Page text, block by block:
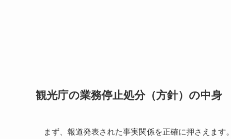
観光庁の業務停止処分（方針）の中身
まず、報道発表された事実関係を正確に押さえます